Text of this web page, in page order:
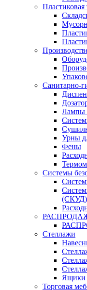
Пластиковая
Санитарно-
Лампы
Урны
Фены
Системы
(СКУД)
Стеллажи
Ящики
Торговая